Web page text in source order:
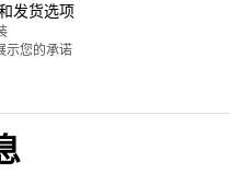
发货选项
示您的承诺